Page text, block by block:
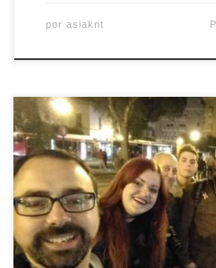
por asiaknt
En esta ocasión, más que
planteamos un reto:
los ochenta y tenemos
con un único carrete de
capaces de hacer, como
durante el recorrido? En